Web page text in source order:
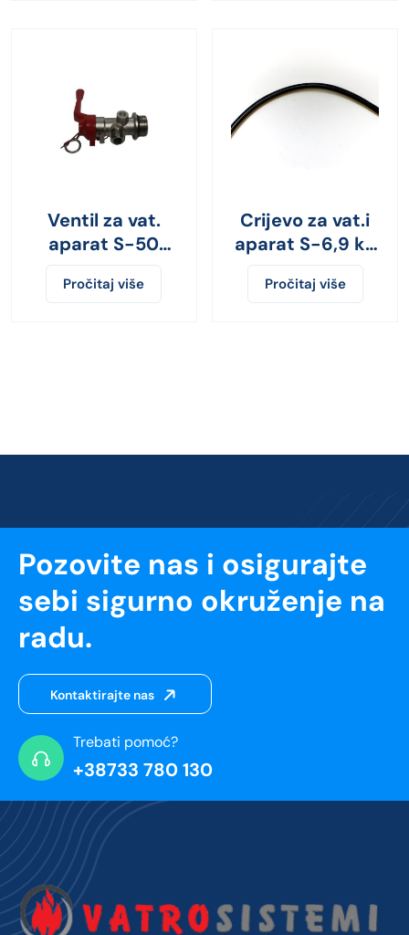
Ventil za vat.
aparat S-50
Ž/N
KX05003C00
Pročitaj više
Crijevo za vat.i
aparat S-6,9 kg
KX0900703B1
Pročitaj više
Pozovite nas i osigurajte
sebi sigurno okruženje na
radu.
Kontaktirajte nas
Trebati pomoć?
+38733 780 130